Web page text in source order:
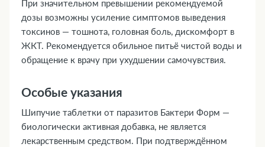
При значительном превышении рекомендуемой
дозы возможны усиление симптомов выведения
токсинов — тошнота, головная боль, дискомфорт в
ЖКТ. Рекомендуется обильное питьё чистой воды и
обращение к врачу при ухудшении самочувствия.
Особые указания
Шипучие таблетки от паразитов Бактери Форм —
биологически активная добавка, не является
лекарственным средством. При подтверждённом